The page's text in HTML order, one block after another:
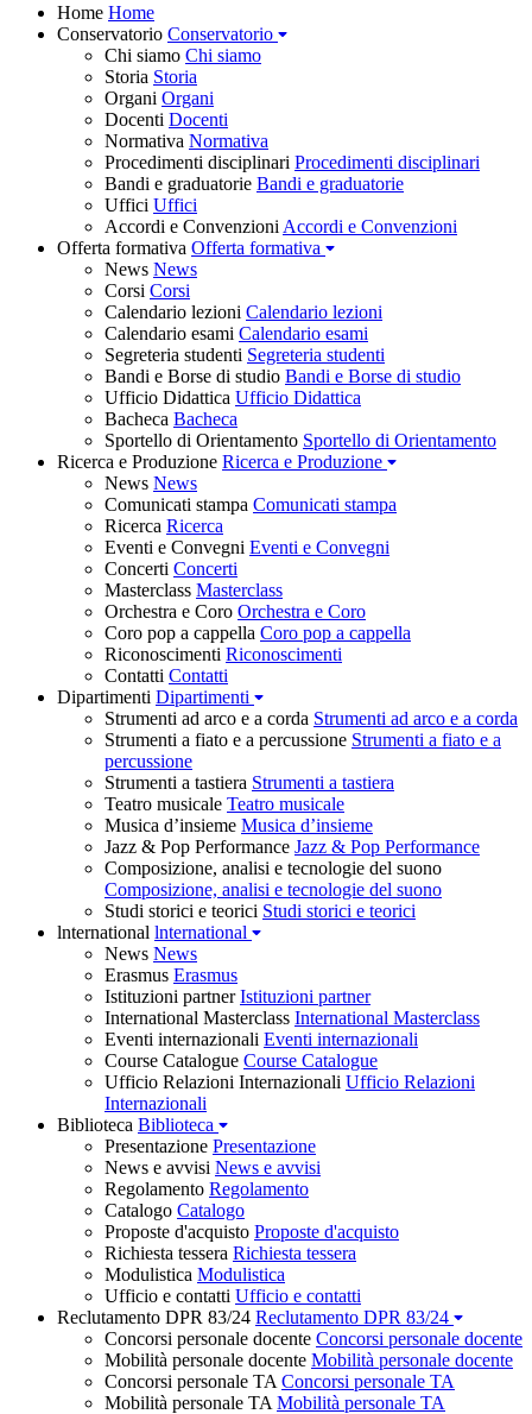
Home Home
Conservatorio Conservatorio
Chi siamo Chi siamo
Storia Storia
Organi Organi
Docenti Docenti
Normativa Normativa
Procedimenti disciplinari Procedimenti disciplinari
Bandi e graduatorie Bandi e graduatorie
Uffici Uffici
Accordi e Convenzioni Accordi e Convenzioni
Offerta formativa Offerta formativa
News News
Corsi Corsi
Calendario lezioni Calendario lezioni
Calendario esami Calendario esami
Segreteria studenti Segreteria studenti
Bandi e Borse di studio Bandi e Borse di studio
Ufficio Didattica Ufficio Didattica
Bacheca Bacheca
Sportello di Orientamento Sportello di Orientamento
Ricerca e Produzione Ricerca e Produzione
News News
Comunicati stampa Comunicati stampa
Ricerca Ricerca
Eventi e Convegni Eventi e Convegni
Concerti Concerti
Masterclass Masterclass
Orchestra e Coro Orchestra e Coro
Coro pop a cappella Coro pop a cappella
Riconoscimenti Riconoscimenti
Contatti Contatti
Dipartimenti Dipartimenti
Strumenti ad arco e a corda Strumenti ad arco e a corda
Strumenti a fiato e a percussione Strumenti a fiato e a
percussione
Strumenti a tastiera Strumenti a tastiera
Teatro musicale Teatro musicale
Musica d’insieme Musica d’insieme
Jazz & Pop Performance Jazz & Pop Performance
Composizione, analisi e tecnologie del suono
Composizione, analisi e tecnologie del suono
Studi storici e teorici Studi storici e teorici
lnternational lnternational
News News
Erasmus Erasmus
Istituzioni partner Istituzioni partner
International Masterclass International Masterclass
Eventi internazionali Eventi internazionali
Course Catalogue Course Catalogue
Ufficio Relazioni Internazionali Ufficio Relazioni
Internazionali
Biblioteca Biblioteca
Presentazione Presentazione
News e avvisi News e avvisi
Regolamento Regolamento
Catalogo Catalogo
Proposte d'acquisto Proposte d'acquisto
Richiesta tessera Richiesta tessera
Modulistica Modulistica
Ufficio e contatti Ufficio e contatti
Reclutamento DPR 83/24 Reclutamento DPR 83/24
Concorsi personale docente Concorsi personale docente
Mobilità personale docente Mobilità personale docente
Concorsi personale TA Concorsi personale TA
Mobilità personale TA Mobilità personale TA